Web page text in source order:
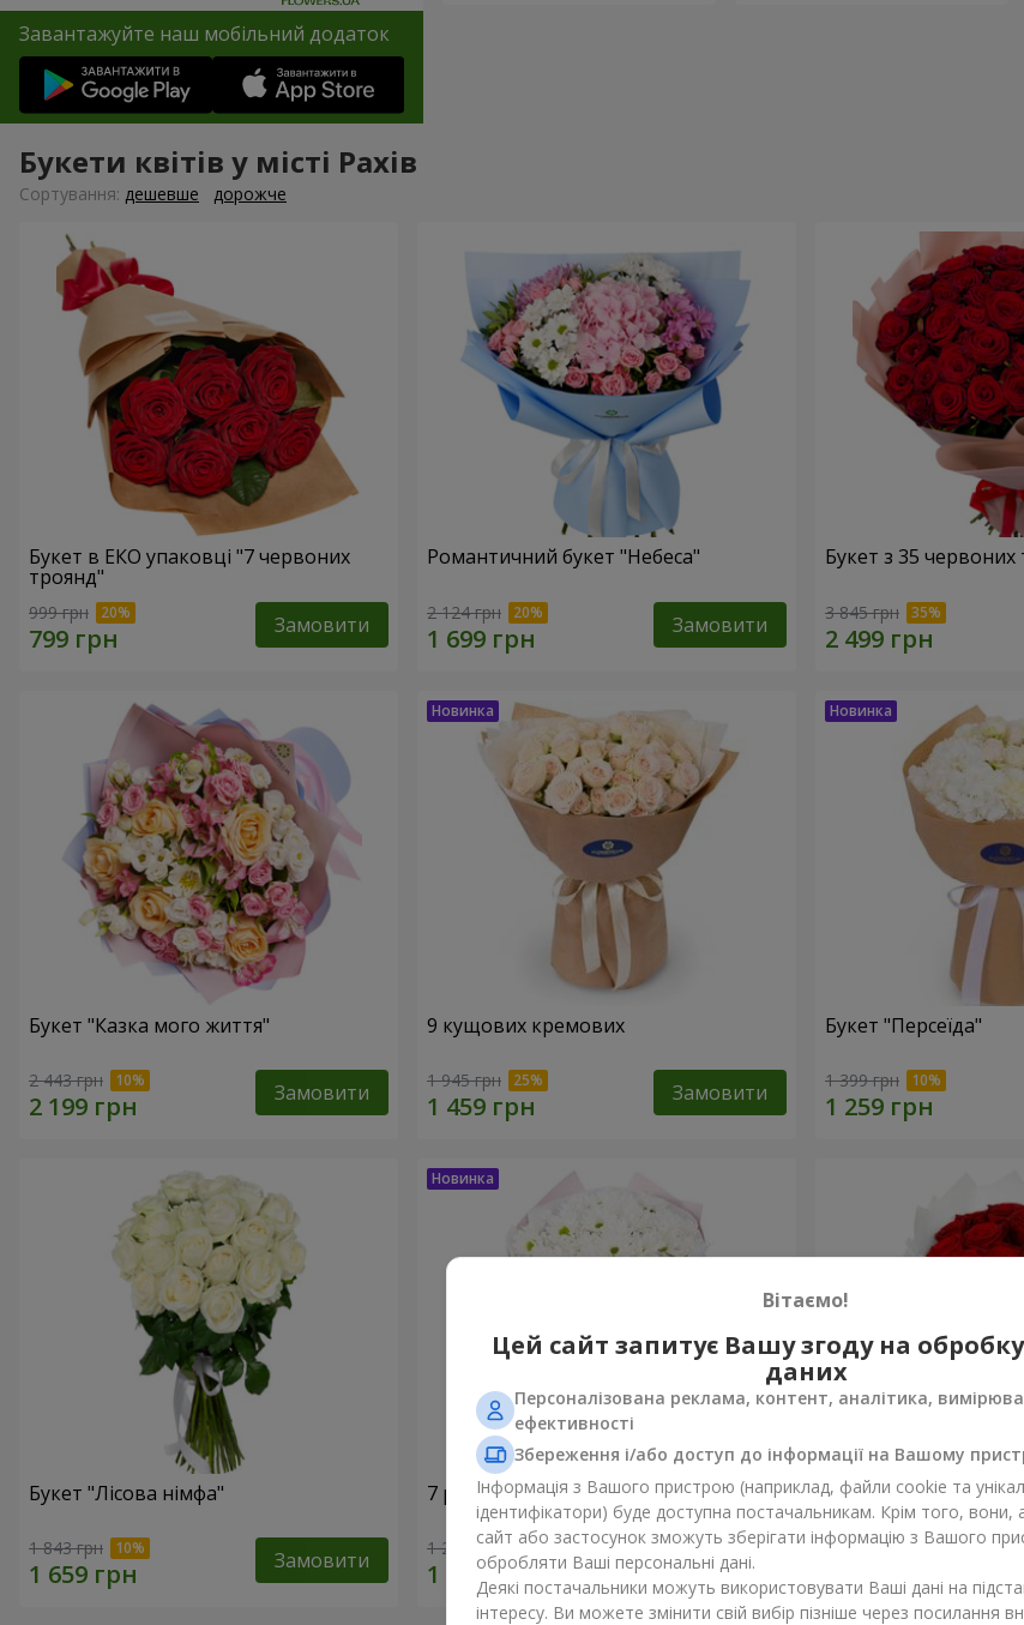
Завантажуйте наш мобільний додаток
Букети квітів у місті Рахів
Сортування: дешевше дорожче
Букет в ЕКО упаковці "7 червоних
троянд"
999 грн Замовити
Романтичний букет "Небеса"
2 124 грн Замовити
Букет з 35 червоних
3 845 грн
Букет "Казка мого життя"
2 443 грн Замовити
9 кущових кремових
1 945 грн Замовити
Букет "Персеїда"
1 399 грн
Букет "Лісова німфа"
1 843 грн Замовити
7 ромашкових хризантем
1 293 грн Замовити
Монобукет з 11
1 249 грн
Вітаємо!
Цей сайт запитує Вашу згоду на
даних
Персоналізована реклама, контент, аналітика,
ефективності
Збереження і/або доступ до інформації на Вашому
Інформація з Вашого пристрою (наприклад, файли cookie та
ідентифікатори) буде доступна постачальникам. Крім того, вони,
сайт або застосунок зможуть зберігати інформацію з Вашого
обробляти Ваші персональні дані.
Деякі постачальники можуть використовувати Ваші дані на
інтересу. Ви можете змінити свій вибір пізніше через посилання